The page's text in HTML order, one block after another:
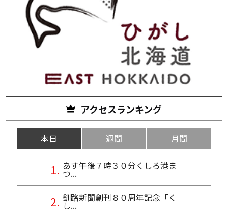
アクセスランキング
本日 週間 月間
あす午後７時３０分くしろ港ま
つ...
釧路新聞創刊８０周年記念「く
し...